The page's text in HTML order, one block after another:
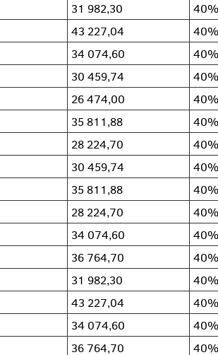
31 982,30
40%
43 227,04
40%
34 074,60
40%
30 459,74
40%
26 474,00
40%
35 811,88
40%
28 224,70
40%
30 459,74
40%
35 811,88
40%
28 224,70
40%
34 074,60
40%
36 764,70
40%
31 982,30
40%
43 227,04
40%
34 074,60
40%
36 764,70
40%